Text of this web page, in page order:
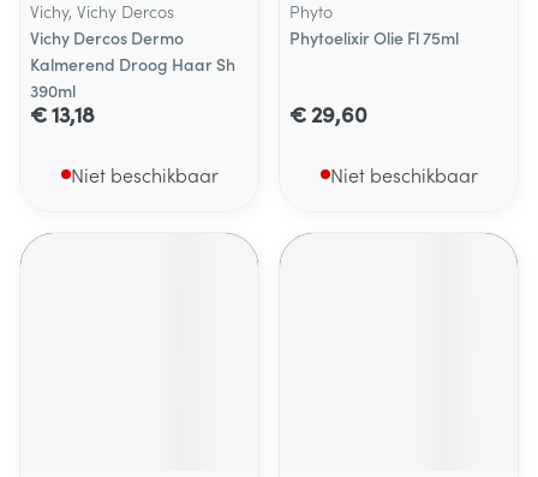
Vichy, Vichy Dercos
Vichy Dercos Dermo
Kalmerend Droog Haar Sh
390ml
€ 13,18
Niet beschikbaar
Phyto
Phytoelixir Olie Fl 75ml
€ 29,60
Niet beschikbaar